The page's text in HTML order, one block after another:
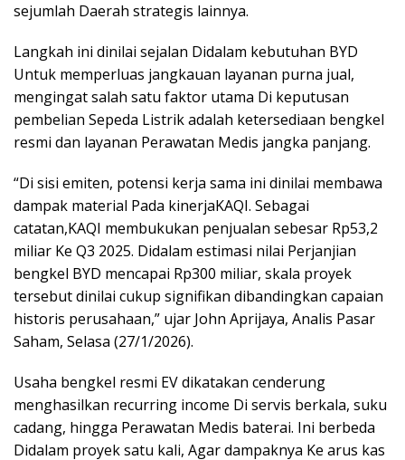
sejumlah Daerah strategis lainnya.
Langkah ini dinilai sejalan Didalam kebutuhan BYD
Untuk memperluas jangkauan layanan purna jual,
mengingat salah satu faktor utama Di keputusan
pembelian Sepeda Listrik adalah ketersediaan bengkel
resmi dan layanan Perawatan Medis jangka panjang.
“Di sisi emiten, potensi kerja sama ini dinilai membawa
dampak material Pada kinerjaKAQI. Sebagai
catatan,KAQI membukukan penjualan sebesar Rp53,2
miliar Ke Q3 2025. Didalam estimasi nilai Perjanjian
bengkel BYD mencapai Rp300 miliar, skala proyek
tersebut dinilai cukup signifikan dibandingkan capaian
historis perusahaan,” ujar John Aprijaya, Analis Pasar
Saham, Selasa (27/1/2026).
Usaha bengkel resmi EV dikatakan cenderung
menghasilkan recurring income Di servis berkala, suku
cadang, hingga Perawatan Medis baterai. Ini berbeda
Didalam proyek satu kali, Agar dampaknya Ke arus kas